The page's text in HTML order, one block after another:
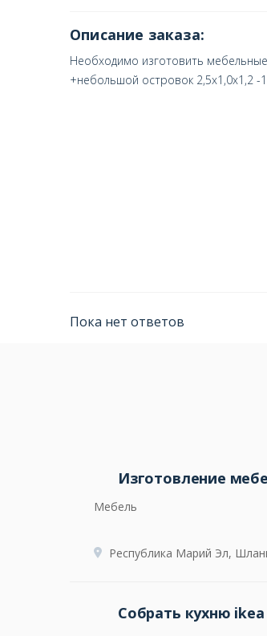
Описание заказа:
Необходимо изготовить
+небольшой островок 2,5х1,0х1,2 -
Пока нет ответов
Изготовление
Мебель
Республика Марий Эл,
Собрать кухню ikea